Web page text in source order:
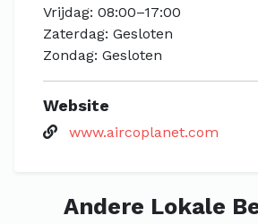
Vrijdag: 08:00–17:00
Zaterdag: Gesloten
Zondag: Gesloten
Website
www.aircoplanet.com
Andere Lokale